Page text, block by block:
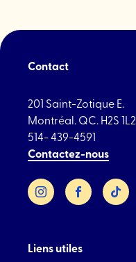
Contact
201 Saint-Zotique E.
Montréal. QC. H2S 1L2
514- 439-4591
Contactez-nous
InstagramFacebookTikTok
Liens utiles